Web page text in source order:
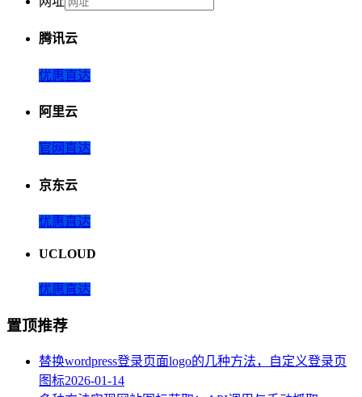
腾讯云
优惠直达
阿里云
官网直达
京东云
优惠直达
UCLOUD
优惠直达
置顶推荐
替换wordpress登录页面logo的几种方法，自定义登录页
图标2026-01-14